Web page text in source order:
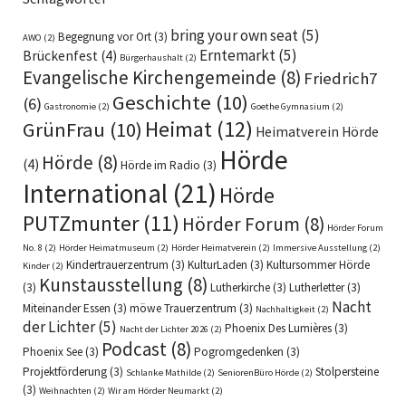
AWO (2) Begegnung vor Ort(3) bring your own seat(5)
Brückenfest (4) Bürgerhaushalt (2) Erntemarkt(5)
Evangelische Kirchengemeinde (8) Friedrich7
(6) Gastronomie (2) Geschichte (10) Goethe Gymnasium (2)
GrünFrau (10) Heimat (12) Heimatverein Hörde
(4) Hörde (8) Hörde im Radio (3) Hörde
International (21) Hörde
PUTZmunter(11) Hörder Forum (8) Hörder Forum
No. 8 (2) Hörder Heimatmuseum (2) Hörder Heimatverein (2) Immersive Ausstellung (2)
Kinder (2) Kindertrauerzentrum (3) KulturLaden (3) Kultursommer Hörde
(3) Kunstausstellung (8) Lutherkirche(3) Lutherletter(3)
Miteinander Essen (3) möwe Trauerzentrum (3) Nachhaltigkeit (2) Nacht
der Lichter(5) Nacht der Lichter 2026 (2) Phoenix Des Lumières(3)
Phoenix See(3) Podcast (8) Pogromgedenken (3)
Projektförderung(3) Schlanke Mathilde (2) SeniorenBüro Hörde (2) Stolpersteine
(3) Weihnachten (2) Wir am Hörder Neumarkt (2)